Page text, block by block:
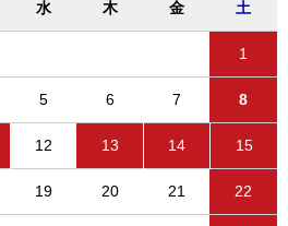
水 木 金 土
1
5 6 7 8
12 13 14 15
19 20 21 22